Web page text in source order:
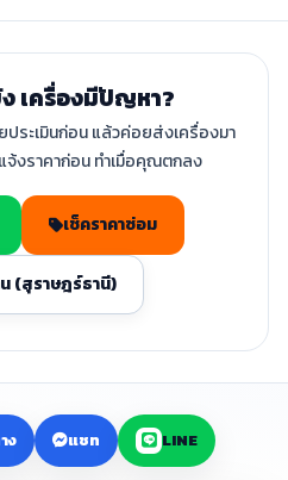
เครื่องมีปัญหา?
ประเมินก่อน แล้วค่อยส่งเครื่องมา
จ้งราคาก่อน ทำเมื่อคุณตกลง
เช็คราคาซ่อม
(สุราษฎร์ธานี)
ง แชท LINE